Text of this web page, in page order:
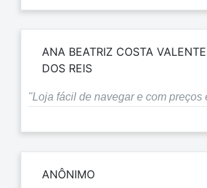
ANA BEATRIZ COSTA VALENTE
DOS REIS
"Loja fácil de navegar e com preços
ANÔNIMO